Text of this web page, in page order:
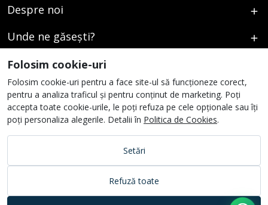
Despre noi
Unde ne găsești?
Urmați-ne
Folosim cookie-uri
Folosim cookie-uri pentru a face site-ul să funcționeze corect,
pentru a analiza traficul și pentru conținut de marketing. Poți
accepta toate cookie-urile, le poți refuza pe cele opționale sau îți
poți personaliza alegerile. Detalii în Politica de Cookies.
Setări
Refuză toate